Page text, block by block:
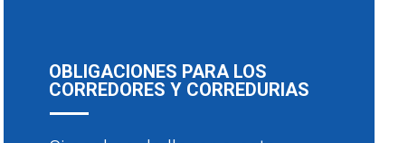
OBLIGACIONES PARA LOS
CORREDORES Y CORREDURIAS